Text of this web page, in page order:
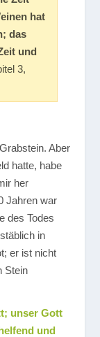
hat
das
und
3,
Aber
hatte, habe
her
Jahren war
des Todes
in
er ist nicht
Stein
unser Gott
und